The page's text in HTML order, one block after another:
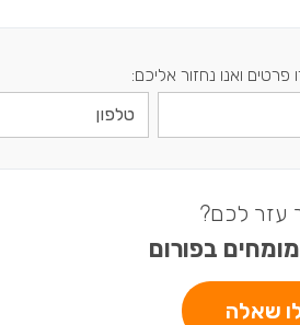
פרטים ואנו נחזור אליכם:
עזר לכם?
בפורום
שאלה